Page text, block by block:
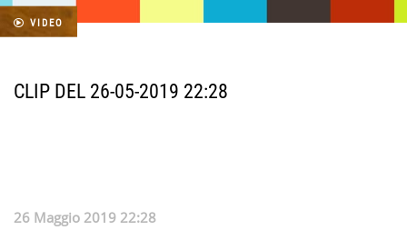
VIDEO
CLIP DEL 26-05-2019 22:28
26 Maggio 2019 22:28